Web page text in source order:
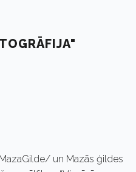
un Mazās ģildes